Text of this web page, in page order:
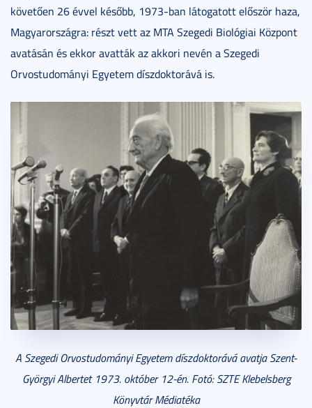
követően 26 évvel később, 1973-ban látogatott először haza,
Magyarországra: részt vett az MTA Szegedi Biológiai Központ
avatásán és ekkor avatták az akkori nevén a Szegedi
Orvostudományi Egyetem díszdoktorává is.
A Szegedi Orvostudományi Egyetem díszdoktorává avatja Szent-
Györgyi Albertet 1973. október 12-én. Fotó: SZTE Klebelsberg
Könyvtár Médiatéka